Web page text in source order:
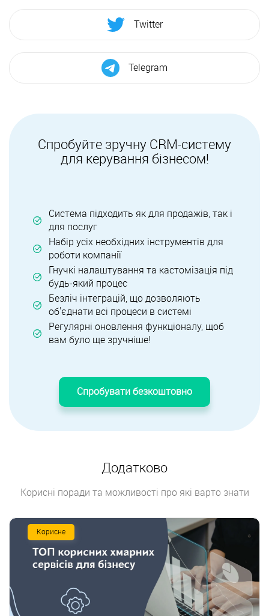
Twitter
Telegram
Спробуйте зручну CRM-систему
для керування бізнесом!
Система підходить як для продажів, так і
для послуг
Набір усіх необхідних інструментів для
роботи компанії
Гнучкі налаштування та кастомізація під
будь-який процес
Безліч інтеграцій, що дозволяють
об'єднати всі процеси в системі
Регулярні оновлення функціоналу, щоб
вам було ще зручніше!
Спробувати безкоштовно
Додатково
Корисні поради та можливості про які варто знати
Корисне